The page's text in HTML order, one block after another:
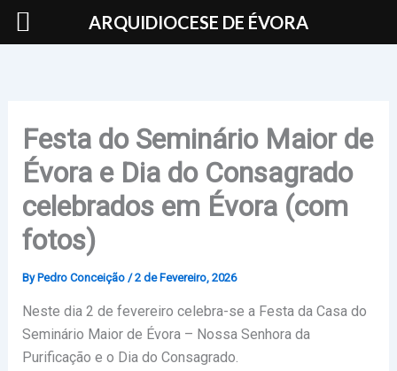
Skip
Festa do Seminário Maior de
Évora e Dia do Consagrado
celebrados em Évora (com
fotos)
By Pedro Conceição /2 de Fevereiro, 2026
Neste dia 2 de fevereiro celebra-se a Festa da Casa do
Seminário Maior de Évora – Nossa Senhora da
Purificação e o Dia do Consagrado.
ARQUIDIOCESE DE ÉVORA